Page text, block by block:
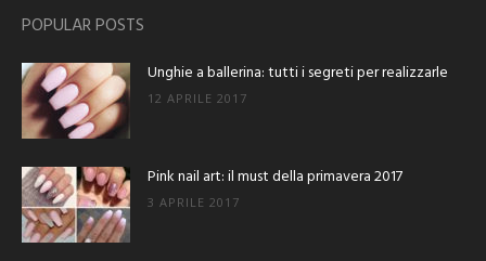
POPULAR POSTS
Unghie a ballerina: tutti i segreti per realizzarle
12 APRILE 2017
Pink nail art: il must della primavera 2017
3 APRILE 2017